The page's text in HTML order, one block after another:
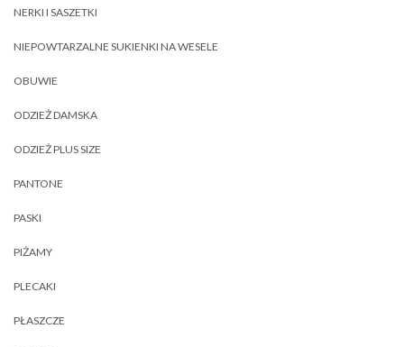
NERKI I SASZETKI
NIEPOWTARZALNE SUKIENKI NA WESELE
OBUWIE
ODZIEŻ DAMSKA
ODZIEŻ PLUS SIZE
PANTONE
PASKI
PIŻAMY
PLECAKI
PŁASZCZE